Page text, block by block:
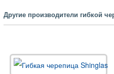
Другие производители гибкой